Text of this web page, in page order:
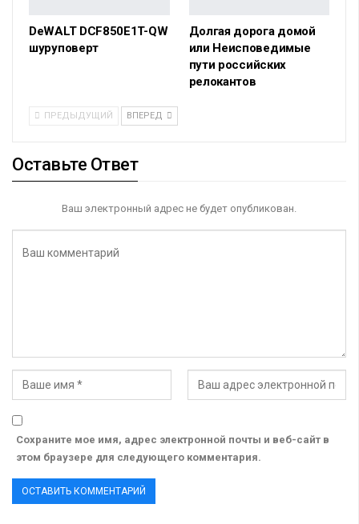
DeWALT DCF850E1T-QW
шуруповерт
Долгая дорога домой
или Неисповедимые
пути российских
релокантов
ПРЕДЫДУЩИЙ ВПЕРЕД
Оставьте Ответ
Ваш электронный адрес не будет опубликован.
Сохраните мое имя, адрес электронной почты и веб-сайт в
этом браузере для следующего комментария.